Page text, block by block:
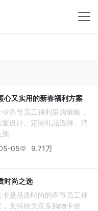
心又实用的新春福利方案
春节员工福利采购策略，
设计、定制礼品选择、消
...
05
9.71万
时尚之选
卡是品质时尚的春节员工福
支持转为京东购物卡使